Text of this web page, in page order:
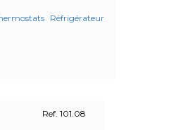
Réfrigérateur
Ref. 101.08